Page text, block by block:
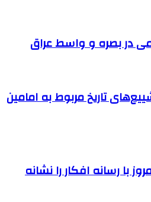
در بصره و واسط عراق
تاریخ مربوط به امامین
با رسانه افکار را نشانه